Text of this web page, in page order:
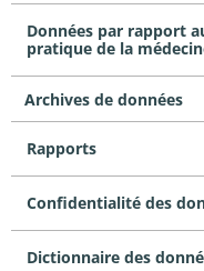
Données par rapport
pratique de la
Archives de données
Rapports
Confidentialité des
Dictionnaire des